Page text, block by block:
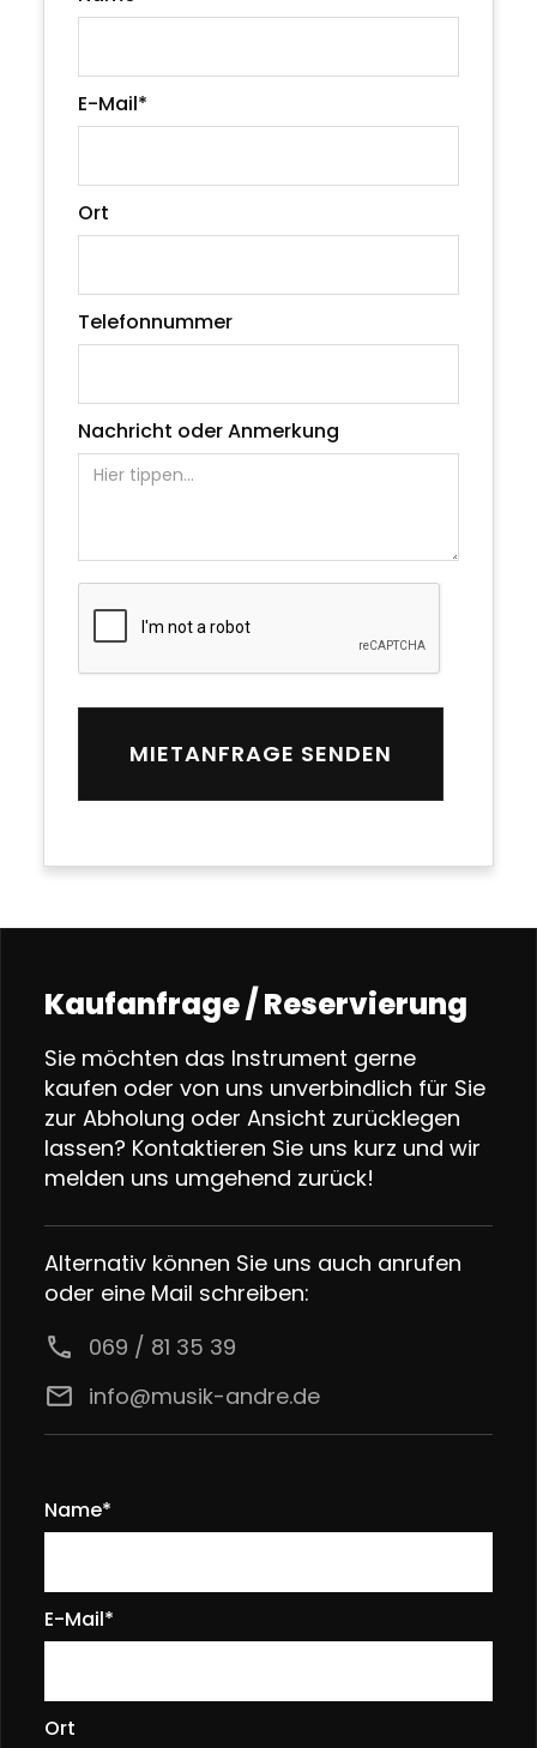
E-Mail*
Ort
Telefonnummer
Nachricht oder Anmerkung
Kaufanfrage / Reservierung
Sie möchten das Instrument gerne
kaufen oder von uns unverbindlich für Sie
zur Abholung oder Ansicht zurücklegen
lassen? Kontaktieren Sie uns kurz und wir
melden uns umgehend zurück!
Alternativ können Sie uns auch anrufen
oder eine Mail schreiben:
call
069 / 81 35 39
email info@musik-andre.de
Name*
E-Mail*
Ort